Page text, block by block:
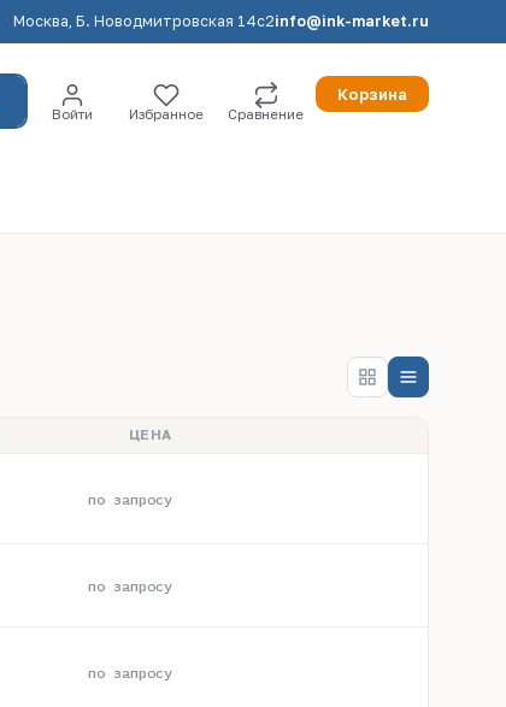
Москва, Б. Новодмитровская 14с2info@ink-market.ru
Войти Избранное Сравнение
Корзина
ЦЕНА
по запросу
по запросу
по запросу